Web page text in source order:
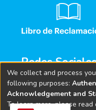
Redes
We collect and process
following purposes:
Acknowledgement and
To learn more, please read